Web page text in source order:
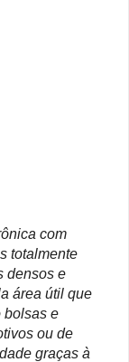
com
totalmente
densos e
área útil que
bolsas e
ou de
graças à